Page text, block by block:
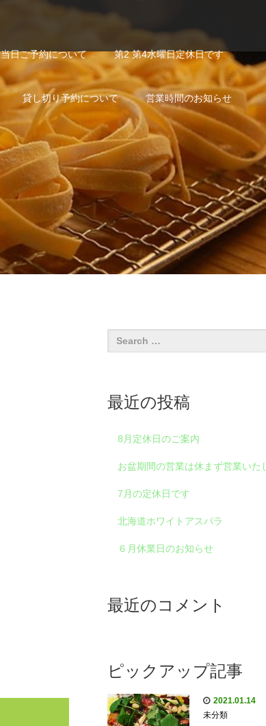
当日ご予約について 第2 第4水曜日定休日です
貸し切り予約について 営業時間のお知らせ
最近の投稿
8月定休日のご案内
お盆期間の営業は休まず営業いた
7月の定休日です
北海道ホワイトアスパラ
６月休業日のお知らせ
最近のコメント
ピックアップ記事
2021.01.14
未分類